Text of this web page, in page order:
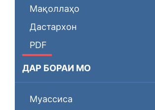
Мақоллаҳо
Дастархон
PDF
ДАР БОРАИ МО
Муассиса